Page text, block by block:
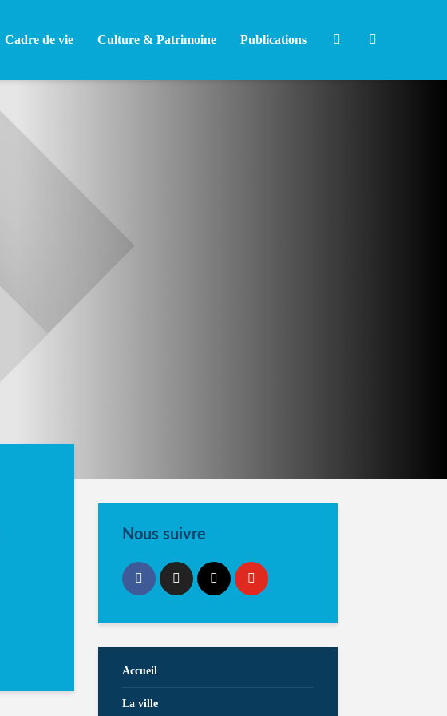
Cadre de vie Culture & Patrimoine Publications
Nous suivre
Accueil
La ville